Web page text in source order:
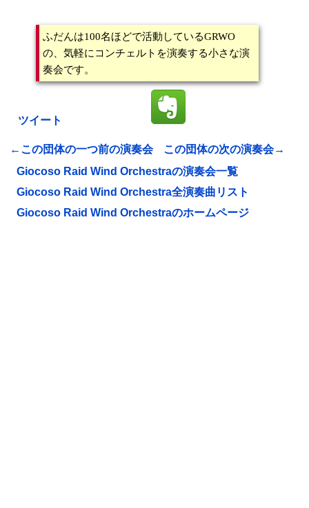
ふだんは100名ほどで活動しているGRWO
の、気軽にコンチェルトを演奏する小さな演
奏会です。
ツイート
←この団体の一つ前の演奏会
この団体の次の演奏会→
Giocoso Raid Wind Orchestraの演奏会一覧
Giocoso Raid Wind Orchestra全演奏曲リスト
Giocoso Raid Wind Orchestraのホームページ